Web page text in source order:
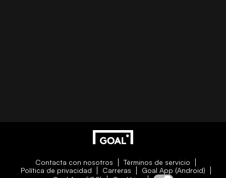
Contacta con nosotros
Términos de servicio
Política de privacidad
Carreras
Goal App (Android)